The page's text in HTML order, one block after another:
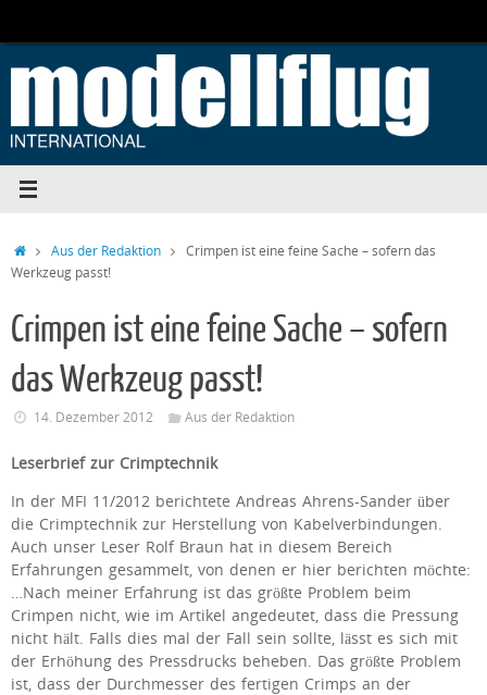
StartAus der Redaktion
Crimpen ist eine feine Sache – sofern das
Werkzeug passt!
Crimpen ist eine feine Sache – sofern
das Werkzeug passt!
14. Dezember 2012 Aus der Redaktion
Leserbrief zur Crimptechnik
In der MFI 11/2012 berichtete Andreas Ahrens-Sander über
die Crimptechnik zur Herstellung von Kabelverbindungen.
Auch unser Leser Rolf Braun hat in diesem Bereich
Erfahrungen gesammelt, von denen er hier berichten möchte:
Nach meiner Erfahrung ist das größte Problem beim
Crimpen nicht, wie im Artikel angedeutet, dass die Pressung
nicht hält. Falls dies mal der Fall sein sollte, lässt es sich mit
der Erhöhung des Pressdrucks beheben. Das größte Problem
ist, dass der Durchmesser des fertigen Crimps an der